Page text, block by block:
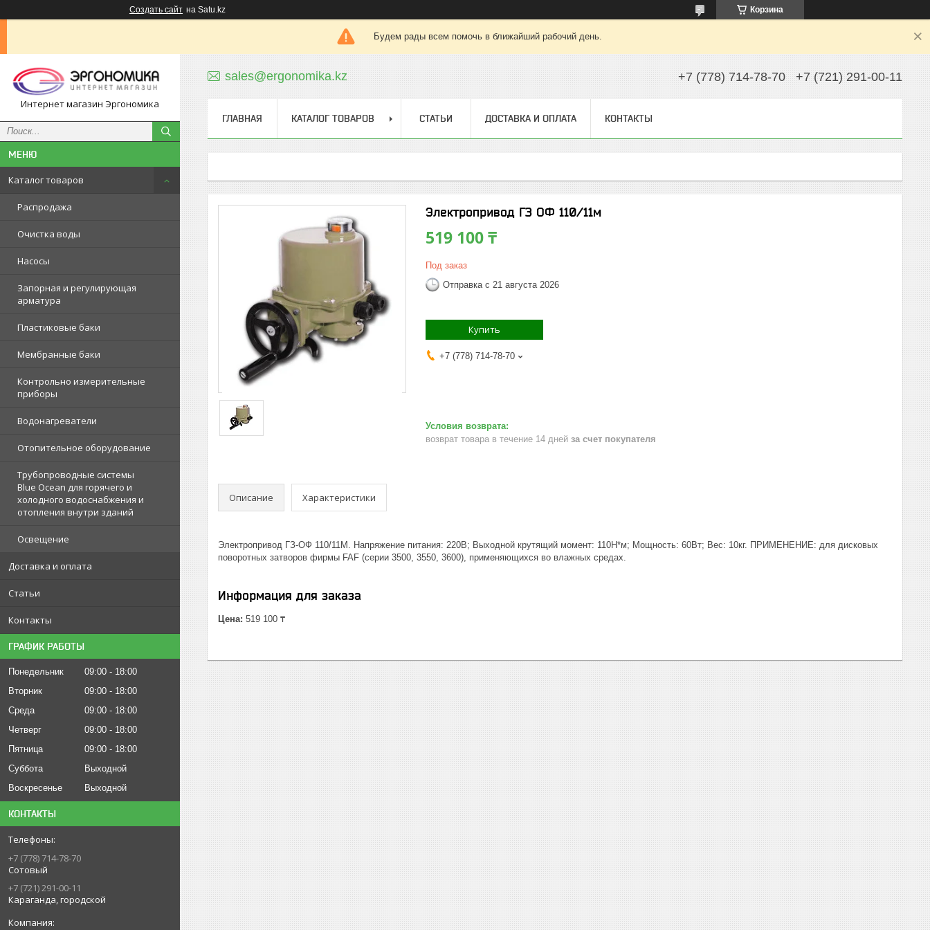
Создать сайт на Satu.kz Корзина
Будем рады всем помочь в ближайший рабочий день.
Интернет магазин Эргономика
Каталог товаров
Распродажа
Очистка воды
Насосы
Запорная и регулирующая
арматура
Пластиковые баки
Мембранные баки
Контрольно измерительные
приборы
Водонагреватели
Отопительное оборудование
Трубопроводные системы
Blue Ocean для горячего и
холодного водоснабжения и
отопления внутри зданий
Освещение
Доставка и оплата
Статьи
Контакты
ГРАФИК РАБОТЫ
Понедельник 09:00
18:00
Вторник
09:00
18:00
Среда
09:00
18:00
Четверг
09:00
18:00
Пятница
09:00
18:00
Суббота
Выходной
Воскресенье
Выходной
КОНТАКТЫ
+7 (778) 714-78-70
Сотовый
+7 (721) 291-00-11
Караганда, городской
sales@ergonomika.kz +7 (778) 714-78-70 +7 (721) 291-00-11
ГЛАВНАЯ КАТАЛОГ ТОВАРОВ СТАТЬИ ДОСТАВКА И ОПЛАТА КОНТАКТЫ
Электропривод ГЗ ОФ 110/11м
519 100 ₸
Под заказ
Отправка с 21 августа 2026
Купить
+7 (778) 714-78-70
возврат товара в течение 14 дней за счет покупателя
Описание Характеристики
Электропривод ГЗ-ОФ 110/11М. Напряжение питания: 220В; Выходной крутящий момент: 110Н*м; Мощность: 60Вт; Вес: 10кг. ПРИМЕНЕНИЕ: для дисковых
поворотных затворов фирмы FAF (серии 3500, 3550, 3600), применяющихся во влажных средах.
Информация для заказа
Цена: 519 100 ₸